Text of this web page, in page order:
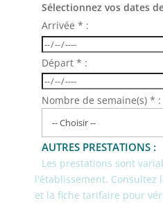
Sélectionnez vos dates
Arrivée * :
Départ * :
Nombre de semaine(s) * :
AUTRES PRESTATIONS :
Les prestations sont
l'établissement. Consultez
et la fiche tarifaire pour